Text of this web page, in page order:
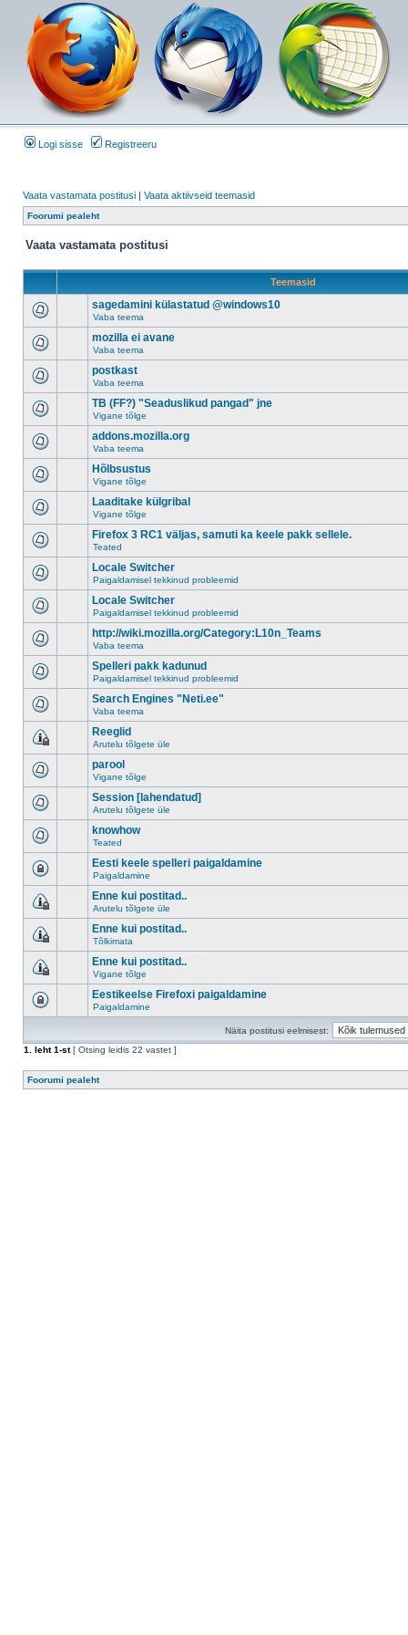
Logi sisse Registreeru
Vaata vastamata postitusi | Vaata aktiivseid teemasid
Foorumi pealeht
Vaata vastamata postitusi
Teemasid
sagedamini külastatud @windows10
Vaba teema
mozilla ei avane
Vaba teema
postkast
Vaba teema
TB (FF?) "Seaduslikud pangad" jne
Vigane tõlge
addons.mozilla.org
Vaba teema
Hõlbsustus
Vigane tõlge
Laaditake külgribal
Vigane tõlge
Firefox 3 RC1 väljas, samuti ka keele pakk sellele.
Teated
Locale Switcher
Paigaldamisel tekkinud probleemid
Locale Switcher
Paigaldamisel tekkinud probleemid
http://wiki.mozilla.org/Category:L10n_Teams
Vaba teema
Spelleri pakk kadunud
Paigaldamisel tekkinud probleemid
Search Engines "Neti.ee"
Vaba teema
Reeglid
Arutelu tõlgete üle
parool
Vigane tõlge
Session [lahendatud]
Arutelu tõlgete üle
knowhow
Teated
Eesti keele spelleri paigaldamine
Paigaldamine
Enne kui postitad..
Arutelu tõlgete üle
Enne kui postitad..
Tõlkimata
Enne kui postitad..
Vigane tõlge
Eestikeelse Firefoxi paigaldamine
Paigaldamine
Näita postitusi eelmisest:
1
. leht1-st[ Otsing leidis 22 vastet ]
Foorumi pealeht